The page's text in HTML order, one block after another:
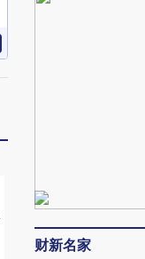
马航飞行员跨国走私7万
粒摇头丸 尿检体内含3种
财新名家